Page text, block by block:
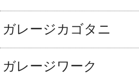
ガレージカゴタニ
ガレージワーク